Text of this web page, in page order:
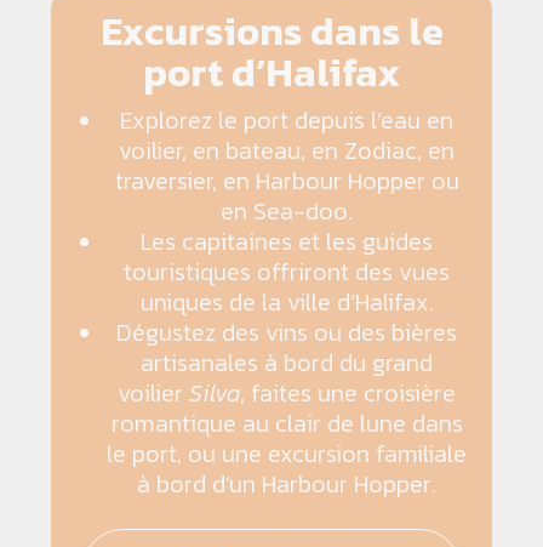
Excursions dans le
port d’Halifax
Explorez le port depuis l’eau en
voilier, en bateau, en Zodiac, en
traversier, en Harbour Hopper ou
en Sea-doo.
Les capitaines et les guides
touristiques offriront des vues
uniques de la ville d’Halifax.
Dégustez des vins ou des bières
artisanales à bord du grand
voilier Silva, faites une croisière
romantique au clair de lune dans
le port, ou une excursion familiale
à bord d’un Harbour Hopper.